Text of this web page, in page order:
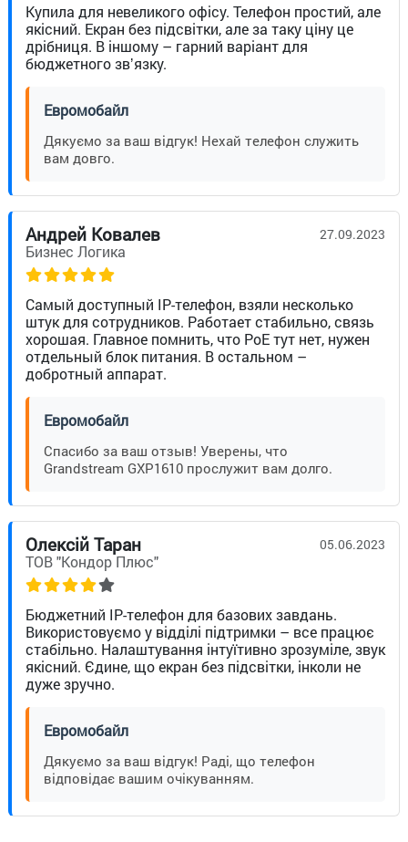
Купила для невеликого офісу. Телефон простий, але
якісний. Екран без підсвітки, але за таку ціну це
дрібниця. В іншому – гарний варіант для
бюджетного звʼязку.
Евромобайл
Дякуємо за ваш відгук! Нехай телефон служить
вам довго.
Андрей Ковалев
Бизнес Логика
27.09.2023
Самый доступный IP-телефон, взяли несколько
штук для сотрудников. Работает стабильно, связь
хорошая. Главное помнить, что PoE тут нет, нужен
отдельный блок питания. В остальном –
добротный аппарат.
Евромобайл
Спасибо за ваш отзыв! Уверены, что
Grandstream GXP1610 прослужит вам долго.
Олексій Таран
ТОВ "Кондор Плюс"
05.06.2023
Бюджетний IP-телефон для базових завдань.
Використовуємо у відділі підтримки – все працює
стабільно. Налаштування інтуїтивно зрозуміле, звук
якісний. Єдине, що екран без підсвітки, інколи не
дуже зручно.
Евромобайл
Дякуємо за ваш відгук! Раді, що телефон
відповідає вашим очікуванням.